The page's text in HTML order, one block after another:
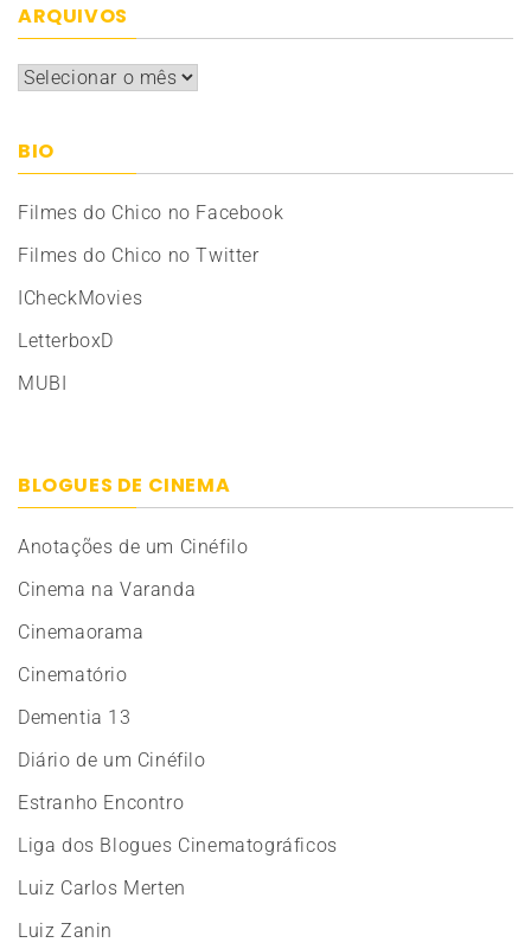
ARQUIVOS
Arquivos
BIO
Filmes do Chico no Facebook
Filmes do Chico no Twitter
ICheckMovies
LetterboxD
MUBI
BLOGUES DE CINEMA
Anotações de um Cinéfilo
Cinema na Varanda
Cinemaorama
Cinematório
Dementia 13
Diário de um Cinéfilo
Estranho Encontro
Liga dos Blogues Cinematográficos
Luiz Carlos Merten
Luiz Zanin